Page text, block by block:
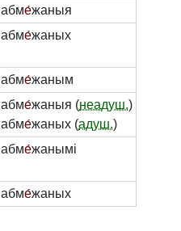
абме́жаныя
абме́жаных
абме́жаным
абме́жаныя (неадуш.)
абме́жаных (адуш.)
абме́жанымі
абме́жаных